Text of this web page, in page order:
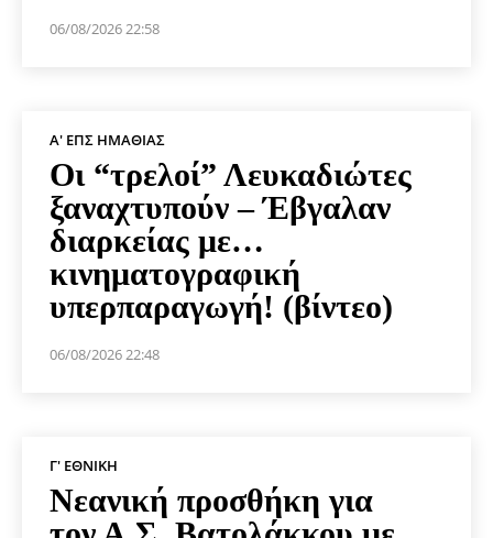
06/08/2026 22:58
Α' ΕΠΣ ΗΜΑΘΊΑΣ
Οι “τρελοί” Λευκαδιώτες
ξαναχτυπούν – Έβγαλαν
διαρκείας με…
κινηματογραφική
υπερπαραγωγή! (βίντεο)
06/08/2026 22:48
Γ' ΕΘΝΙΚΉ
Νεανική προσθήκη για